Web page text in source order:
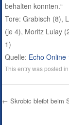
behalten konnten.“
Tore: Grabisch (8),
(je 4), Moritz Lulay
1)
Quelle: Echo Online
This entry was posted in
← Skrobic bleibt beim